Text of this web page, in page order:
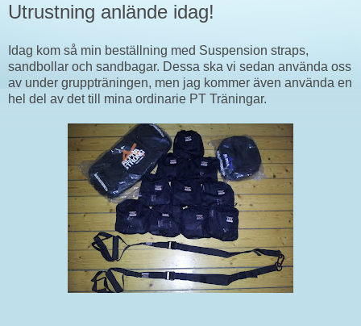
Utrustning anlände idag!
Idag kom så min beställning med Suspension straps,
sandbollar och sandbagar. Dessa ska vi sedan använda oss
av under gruppträningen, men jag kommer även använda en
hel del av det till mina ordinarie PT Träningar.